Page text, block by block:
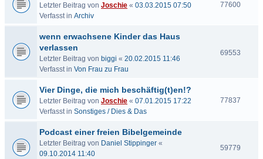
Letzter Beitrag von Joschie « 03.03.2015 07:50
Verfasst in Archiv
77600
wenn erwachsene Kinder das Haus
verlassen
Letzter Beitrag von biggi « 20.02.2015 11:46
Verfasst in Von Frau zu Frau
69553
Vier Dinge, die mich beschäftig(t)en!?
Letzter Beitrag von Joschie « 07.01.2015 17:22
Verfasst in Sonstiges / Dies & Das
77837
Podcast einer freien Bibelgemeinde
Letzter Beitrag von Daniel Stippinger «
09.10.2014 11:40
59779